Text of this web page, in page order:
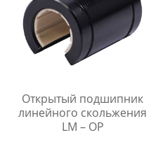
Открытый подшипник
линейного скольжения
LM – OP